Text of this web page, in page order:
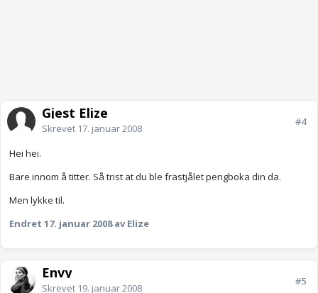
Gjest Elize
Skrevet 17. januar 2008
#4
Hei hei.
Bare innom å titter. Så trist at du ble frastjålet pengboka din da.
Men lykke til.
Endret 17. januar 2008av Elize
Envy
Skrevet 19. januar 2008
#5